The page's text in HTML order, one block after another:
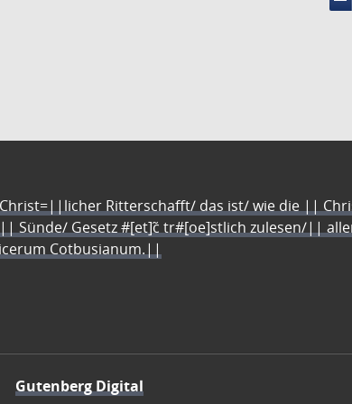
Ritterschafft/ das ist/ wie die ||
Gesetz #[et]c̃ tr#[oe]stlich zulesen/||
Cotbusianum.||
Gutenberg Digital